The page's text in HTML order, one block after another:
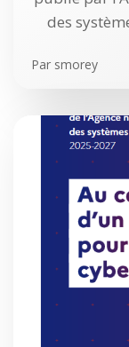
des
Par smorey